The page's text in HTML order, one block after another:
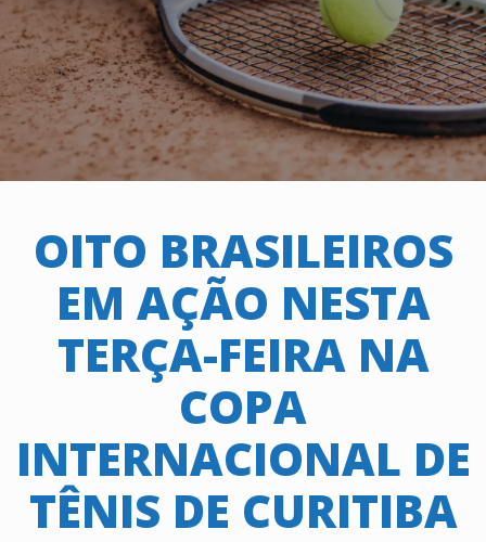
OITO BRASILEIROS
EM AÇÃO NESTA
TERÇA-FEIRA NA
COPA
INTERNACIONAL DE
TÊNIS DE CURITIBA